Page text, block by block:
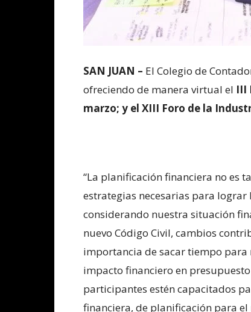
SAN JUAN – El Colegio de
ofreciendo de manera virtual el III
marzo; y el XIII Foro de la
“La planificación financiera no es
estrategias necesarias para
considerando nuestra situación
nuevo Código Civil, cambios
importancia de sacar tiempo
impacto financiero en
participantes estén capacitados
financiera, de planificación para